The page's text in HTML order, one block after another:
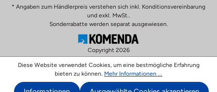
* Angaben zum Händlerpreis verstehen sich inkl. Konditionsvereinbarung
und exkl. MwSt..
Sonderrabatte werden separat ausgewiesen.
Copyright 2026
Diese Website verwendet Cookies, um eine bestmögliche Erfahrung
bieten zu können. Mehr Informationen ...